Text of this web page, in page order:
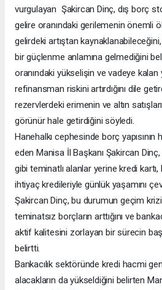
vurgulayan Şakircan Dinç, dış borç
gelire oranındaki gerilemenin önemli
gelirdeki artıştan kaynaklanabileceğini,
bir güçlenme anlamına gelmediğini
oranındaki yükselişin ve vadeye
refinansman riskini artırdığını dile
rezervlerdeki erimenin ve altın
görünür hale getirdiğini söyledi.
Hanehalkı cephesinde borç
eden Manisa İl Başkanı Şakircan
gibi teminatlı alanlar yerine kredi
ihtiyaç kredileriyle günlük yaşamını
Şakircan Dinç, bu durumun geçim
teminatsız borçların arttığını ve
aktif kalitesini zorlayan bir sürecin
belirtti.
Bankacılık sektöründe kredi hacmi
alacakların da yükseldiğini belirten